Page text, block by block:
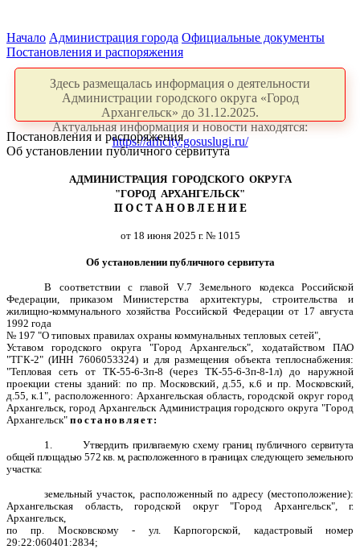
Начало Администрация города Официальные документы
Постановления и распоряжения
Здесь размещалась информация о деятельности
Администрации городского округа «Город
Архангельск» до 31.12.2025.
Актуальная информация и новости находятся:
https://arhcity.gosuslugi.ru/
Постановления и распоряжения
Об установлении публичного сервитута
АДМИНИСТРАЦИЯ ГОРОДСКОГО ОКРУГА
"ГОРОД АРХАНГЕЛЬСК"
П О С Т А Н О В Л Е Н И Е
от 18 июня 2025 г. № 1015
Об установлении публичного сервитута
В соответствии с главой V.7 Земельного кодекса Российской
Федерации, приказом Министерства архитектуры, строительства и
жилищно-коммунального хозяйства Российской Федерации от 17 августа
1992 года
№ 197 "О типовых правилах охраны коммунальных тепловых сетей",
Уставом городского округа "Город Архангельск", ходатайством ПАО
"ТГК-2" (ИНН 7606053324) и для размещения объекта теплоснабжения:
"Тепловая сеть от ТК-55-6-3п-8 (через ТК-55-6-3п-8-1л) до наружной
проекции стены зданий: по пр. Московский, д.55, к.6 и пр. Московский,
д.55, к.1", расположенного: Архангельская область, городской округ город
Архангельск, город Архангельск Администрация городского округа "Город
Архангельск" постановляет:
1.
Утвердить прилагаемую схему границ публичного сервитута
общей площадью 572 кв. м, расположенного в границах следующего земельного
участка:
земельный участок, расположенный по адресу (местоположение):
Архангельская область, городской округ "Город Архангельск", г.
Архангельск,
по пр. Московскому - ул. Карпогорской, кадастровый номер
29:22:060401:2834;